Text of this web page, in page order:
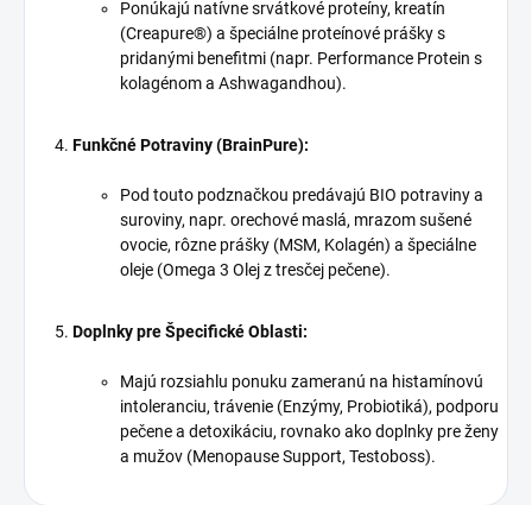
Ponúkajú natívne srvátkové proteíny, kreatín
(Creapure®) a špeciálne proteínové prášky s
pridanými benefitmi (napr. Performance Protein s
kolagénom a Ashwagandhou).
Funkčné Potraviny (BrainPure):
Pod touto podznačkou predávajú BIO potraviny a
suroviny, napr. orechové maslá, mrazom sušené
ovocie, rôzne prášky (MSM, Kolagén) a špeciálne
oleje (Omega 3 Olej z tresčej pečene).
Doplnky pre Špecifické Oblasti:
Majú rozsiahlu ponuku zameranú na histamínovú
intoleranciu, trávenie (Enzýmy, Probiotiká), podporu
pečene a detoxikáciu, rovnako ako doplnky pre ženy
a mužov (Menopause Support, Testoboss).